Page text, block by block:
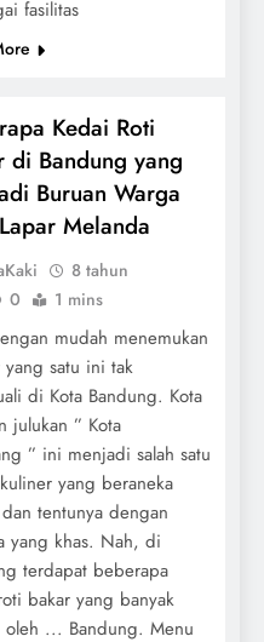
fasilitas
Kedai Roti
di Bandung yang
Buruan Warga
Melanda
8 tahun
0 1 mins
mudah menemukan
yang satu ini tak
di Kota Bandung. Kota
julukan ” Kota
” ini menjadi salah satu
yang beraneka
tentunya dengan
yang khas. Nah, di
terdapat beberapa
bakar yang banyak
... Bandung. Menu